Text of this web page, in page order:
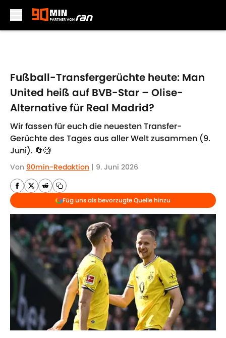
Fußball-Transfergerüchte heute: Man
United heiß auf BVB-Star – Olise-
Alternative für Real Madrid?
Wir fassen für euch die neuesten Transfer-
Gerüchte des Tages aus aller Welt zusammen (9.
Juni). 🔄🧐
Von 90min-Redaktion | 9. Juni 2026
Füg uns als bevorzugte Quelle hinzu